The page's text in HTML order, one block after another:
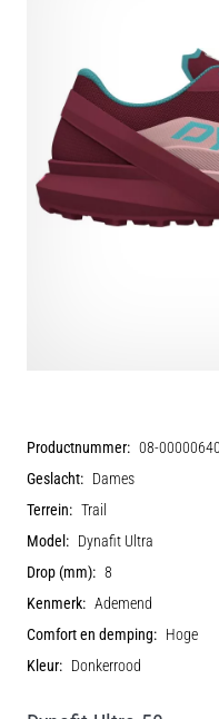
Productnummer: 08-
Geslacht: Dames
Terrein: Trail
Model: Dynafit Ultra
Drop (mm): 8
Kenmerk: Ademend
Comfort en demping: Hoge
Kleur: Donkerrood